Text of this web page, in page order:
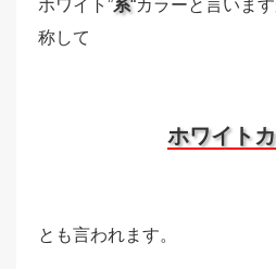
ホワイト”系“カラーと言いま
称して
ホワイト
とも言われます。